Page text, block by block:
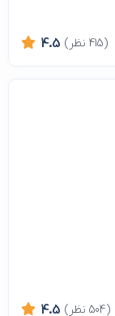
4.5 (415 نظر)
4.5 (504 نظر)